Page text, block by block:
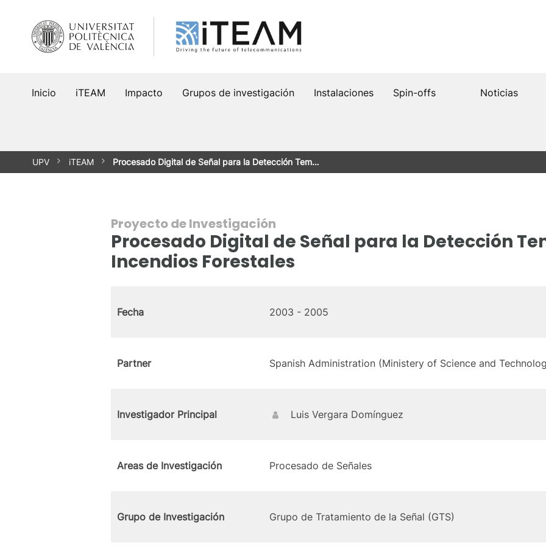
contenido
Inicio iTEAM Impacto Grupos de investigación Instalaciones Spin-offs Noticias
UPV iTEAM Procesado Digital de Señal para la Detección Tem…
Proyecto de Investigación
Procesado Digital de Señal para la Detección
Incendios Forestales
Fecha 2003 - 2005
Partner Spanish Administration (Ministery of Science and
Investigador Principal Luis Vergara Domínguez
Areas de Investigación Procesado de Señales
Grupo de Investigación Grupo de Tratamiento de la Señal (GTS)